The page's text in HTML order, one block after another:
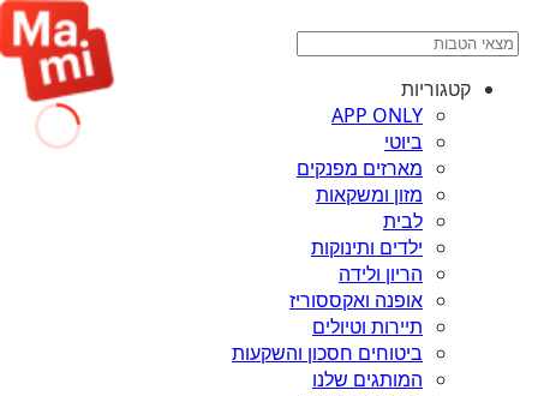
קטגוריות
APP ONLY
ביוטי
מארזים מפנקים
מזון ומשקאות
לבית
ילדים ותינוקות
הריון ולידה
אופנה ואקססוריז
תיירות וטיולים
ביטוחים חסכון והשקעות
המותגים שלנו